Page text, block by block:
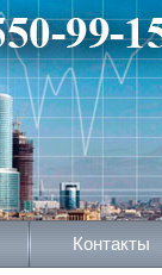
Контакты